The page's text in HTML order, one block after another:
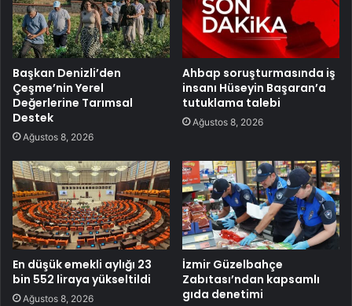
Başkan Denizli’den
Çeşme’nin Yerel
Değerlerine Tarımsal
Destek
Ağustos 8, 2026
Ahbap soruşturmasında iş
insanı Hüseyin Başaran’a
tutuklama talebi
Ağustos 8, 2026
En düşük emekli aylığı 23
bin 552 liraya yükseltildi
Ağustos 8, 2026
İzmir Güzelbahçe
Zabıtası’ndan kapsamlı
gıda denetimi